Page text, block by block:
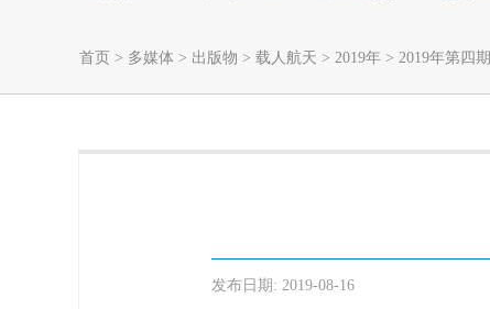
首页 > 多媒体 > 出版物 > 载人航天 > 2019年 > 2019年第四期
发布日期: 2019-08-16